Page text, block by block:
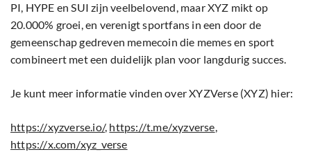
PI, HYPE en SUI zijn veelbelovend, maar XYZ mikt op
20.000% groei, en verenigt sportfans in een door de
gemeenschap gedreven memecoin die memes en sport
combineert met een duidelijk plan voor langdurig succes.
Je kunt meer informatie vinden over XYZVerse (XYZ) hier:
https://xyzverse.io/, https://t.me/xyzverse,
https://x.com/xyz_verse